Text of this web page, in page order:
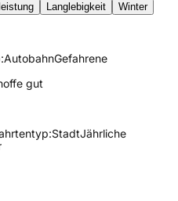
Langlebigkeit Winter
AutobahnGefahrene
gut
StadtJährliche